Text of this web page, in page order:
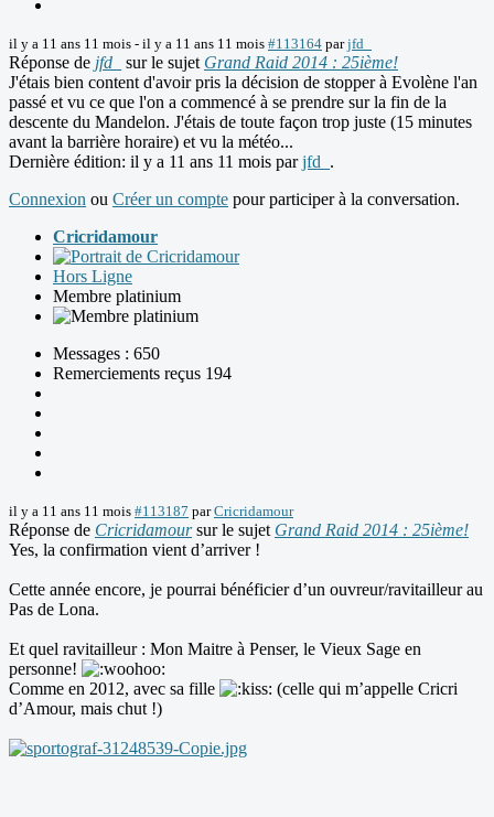
il y a 11 ans 11 mois - il y a 11 ans 11 mois #113164 parjfd_
Réponse de jfd_ sur le sujet Grand Raid 2014 : 25ième!
J'étais bien content d'avoir pris la décision de stopper à Evolène l'an
passé et vu ce que l'on a commencé à se prendre sur la fin de la
descente du Mandelon. J'étais de toute façon trop juste (15 minutes
avant la barrière horaire) et vu la météo...
Dernière édition: il y a 11 ans 11 mois parjfd_ .
Connexion ou Créer un compte pour participer à la conversation.
Cricridamour
Hors Ligne
Membre platinium
Messages : 650
Remerciements reçus 194
il y a 11 ans 11 mois #113187 parCricridamour
Réponse de Cricridamoursur le sujet Grand Raid 2014 : 25ième!
Yes, la confirmation vient d’arriver !
Cette année encore, je pourrai bénéficier d’un ouvreur/ravitailleur au
Pas de Lona.
Et quel ravitailleur : Mon Maitre à Penser, le Vieux Sage en
personne!
Comme en 2012, avec sa fille
(celle qui m’appelle Cricri
d’Amour, mais chut !)